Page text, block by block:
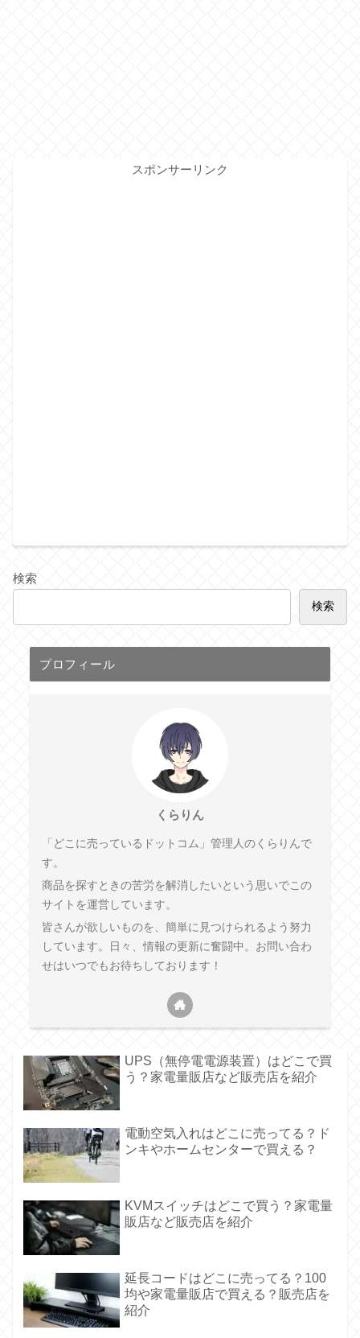
スポンサーリンク
検索
検索
プロフィール
くらりん
「どこに売っているドットコム」管理人のくらりんで
す。
商品を探すときの苦労を解消したいという思いでこの
サイトを運営しています。
皆さんが欲しいものを、簡単に見つけられるよう努力
しています。日々、情報の更新に奮闘中。お問い合わ
せはいつでもお待ちしております！
UPS（無停電電源装置）はどこで買
う？家電量販店など販売店を紹介
電動空気入れはどこに売ってる？ド
ンキやホームセンターで買える？
KVMスイッチはどこで買う？家電量
販店など販売店を紹介
延長コードはどこに売ってる？100
均や家電量販店で買える？販売店を
紹介